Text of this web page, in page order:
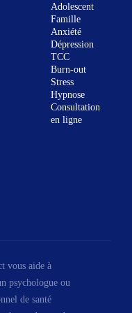
Adolescent
Famille
Anxiété
Dépression
TCC
Burn-out
Stress
Hypnose
Consultation
en ligne
vous aide à
psychologue ou
de santé